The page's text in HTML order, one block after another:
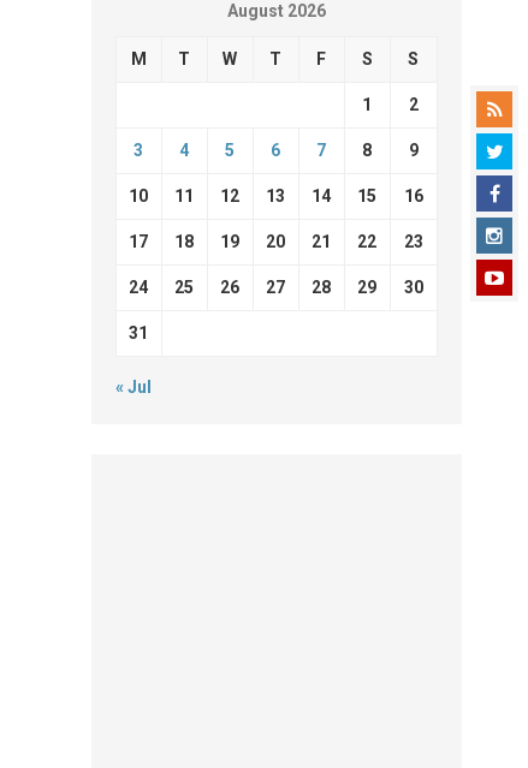
August 2026
M T W T F S S
1 2
3 4 5 6 7 8 9
10 11 12 13 14 15 16
17 18 19 20 21 22 23
24 25 26 27 28 29 30
31
« Jul